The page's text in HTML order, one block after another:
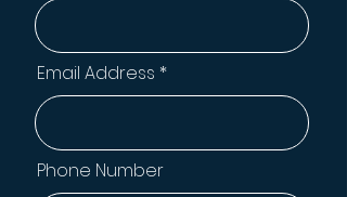
Email Address
Phone Number